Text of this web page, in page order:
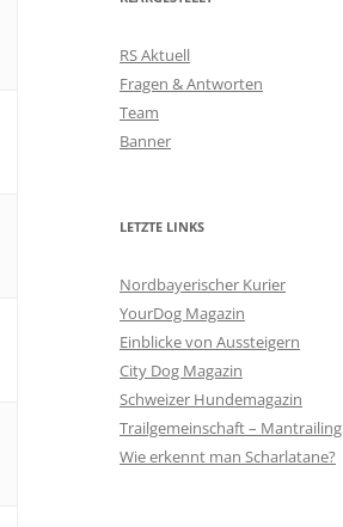
RS Aktuell
Fragen & Antworten
Team
Banner
LETZTE LINKS
Nordbayerischer Kurier
YourDog Magazin
Einblicke von Aussteigern
City Dog Magazin
Schweizer Hundemagazin
Trailgemeinschaft – Mantrailing
Wie erkennt man Scharlatane?